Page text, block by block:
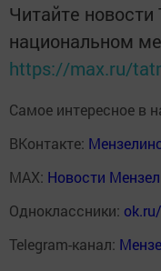
Читайте новости
национальном
https://max.ru/
Самое интересное в
ВКонтакте:
MAX: Новости
Одноклассники:
Telegram-канал: